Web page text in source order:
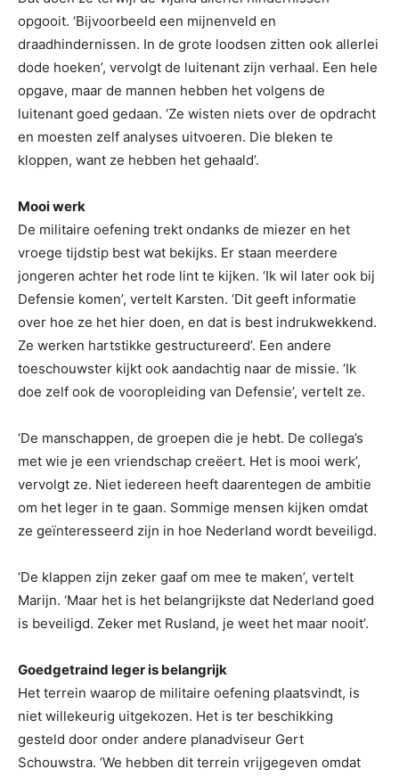
opgooit. ‘Bijvoorbeeld een mijnenveld en
draadhindernissen. In de grote loodsen zitten ook allerlei
dode hoeken’, vervolgt de luitenant zijn verhaal. Een hele
opgave, maar de mannen hebben het volgens de
luitenant goed gedaan. ‘Ze wisten niets over de opdracht
en moesten zelf analyses uitvoeren. Die bleken te
kloppen, want ze hebben het gehaald’.
Mooi werk
De militaire oefening trekt ondanks de miezer en het
vroege tijdstip best wat bekijks. Er staan meerdere
jongeren achter het rode lint te kijken. ‘Ik wil later ook bij
Defensie komen’, vertelt Karsten. ‘Dit geeft informatie
over hoe ze het hier doen, en dat is best indrukwekkend.
Ze werken hartstikke gestructureerd’. Een andere
toeschouwster kijkt ook aandachtig naar de missie. ‘Ik
doe zelf ook de vooropleiding van Defensie’, vertelt ze.
‘De manschappen, de groepen die je hebt. De collega’s
met wie je een vriendschap creëert. Het is mooi werk’,
vervolgt ze. Niet iedereen heeft daarentegen de ambitie
om het leger in te gaan. Sommige mensen kijken omdat
ze geïnteresseerd zijn in hoe Nederland wordt beveiligd.
‘De klappen zijn zeker gaaf om mee te maken’, vertelt
Marijn. ‘Maar het is het belangrijkste dat Nederland goed
is beveiligd. Zeker met Rusland, je weet het maar nooit’.
Goedgetraind leger is belangrijk
Het terrein waarop de militaire oefening plaatsvindt, is
niet willekeurig uitgekozen. Het is ter beschikking
gesteld door onder andere planadviseur Gert
Schouwstra. ‘We hebben dit terrein vrijgegeven omdat